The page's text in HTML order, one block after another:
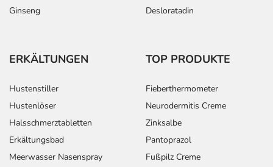
Ginseng
Desloratadin
ERKÄLTUNGEN
Hustenstiller
Hustenlöser
Halsschmerztabletten
Erkältungsbad
Meerwasser Nasenspray
TOP PRODUKTE
Fieberthermometer
Neurodermitis Creme
Zinksalbe
Pantoprazol
Fußpilz Creme